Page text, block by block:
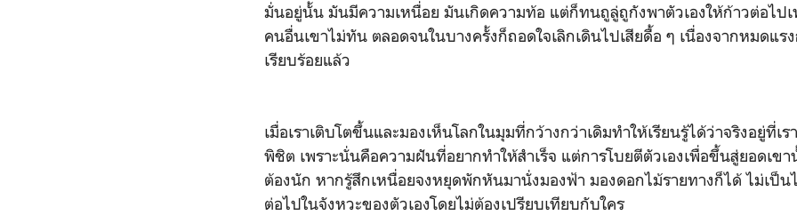
มั่นอยู่นั้น มันมีความเหนื่อย มันเกิดความท้อ แต่ก็ทนถูลู่ถูกังพาตัวเองให้ก้าวต่อไปเ
คนอื่นเขาไม่ทัน ตลอดจนในบางครั้งก็ถอดใจเลิกเดินไปเสียดื้อ ๆ เนื่องจากหมดแร
เรียบร้อยแล้ว
เมื่อเราเติบโตขึ้นและมองเห็นโลกในมุมที่กว้างกว่าเดิมทำให้เรียนรู้ได้ว่าจริงอยู่ที่เร
พิชิต เพราะนั่นคือความฝันที่อยากทำให้สำเร็จ แต่การโบยตีตัวเองเพื่อขึ้นสู่ยอดเข
ต้องนัก หากรู้สึกเหนื่อยจงหยุดพักหันมานั่งมองฟ้า มองดอกไม้รายทางก็ได้ ไม่เป็น
ต่อไปในจังหวะของตัวเองโดยไม่ต้องเปรียบเทียบกับใคร